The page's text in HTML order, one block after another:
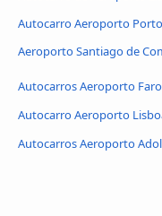
Autocarro Aeroporto
Aeroporto Santiago de
Autocarros Aeroporto
Autocarro Aeroporto
Autocarros Aeroporto